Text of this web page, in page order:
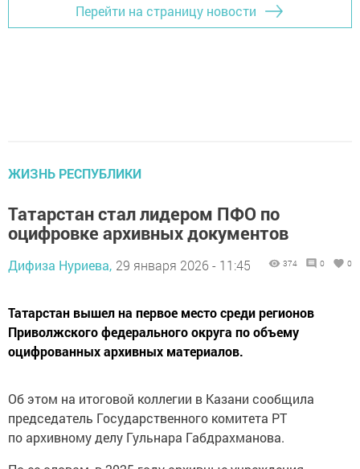
Перейти на страницу новости
ЖИЗНЬ РЕСПУБЛИКИ
Татарстан стал лидером ПФО по
оцифровке архивных документов
Дифиза Нуриева, 29 января 2026 - 11:45 374 0 0
Татарстан вышел на первое место среди регионов
Приволжского федерального округа по объему
оцифрованных архивных материалов.
Об этом на итоговой коллегии в Казани сообщила
председатель Государственного комитета РТ
по архивному делу Гульнара Габдрахманова.